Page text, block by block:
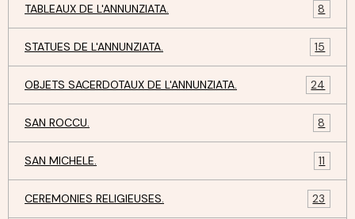
TABLEAUX DE L'ANNUNZIATA. 8
STATUES DE L'ANNUNZIATA. 15
OBJETS SACERDOTAUX DE L'ANNUNZIATA. 24
SAN ROCCU. 8
SAN MICHELE. 11
CEREMONIES RELIGIEUSES. 23